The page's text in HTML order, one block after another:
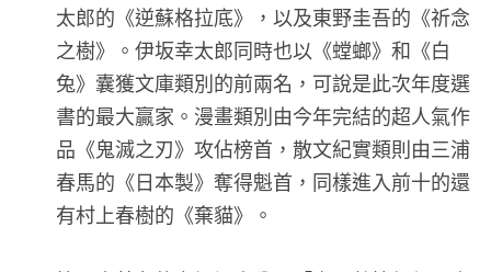
太郎的《逆蘇格拉底》，以及東野圭吾的《祈念
之樹》。伊坂幸太郎同時也以《螳螂》和《白
兔》囊獲文庫類別的前兩名，可說是此次年度選
書的最大贏家。漫畫類別由今年完結的超人氣作
品《鬼滅之刃》攻佔榜首，散文紀實類則由三浦
春馬的《日本製》奪得魁首，同樣進入前十的還
有村上春樹的《棄貓》。